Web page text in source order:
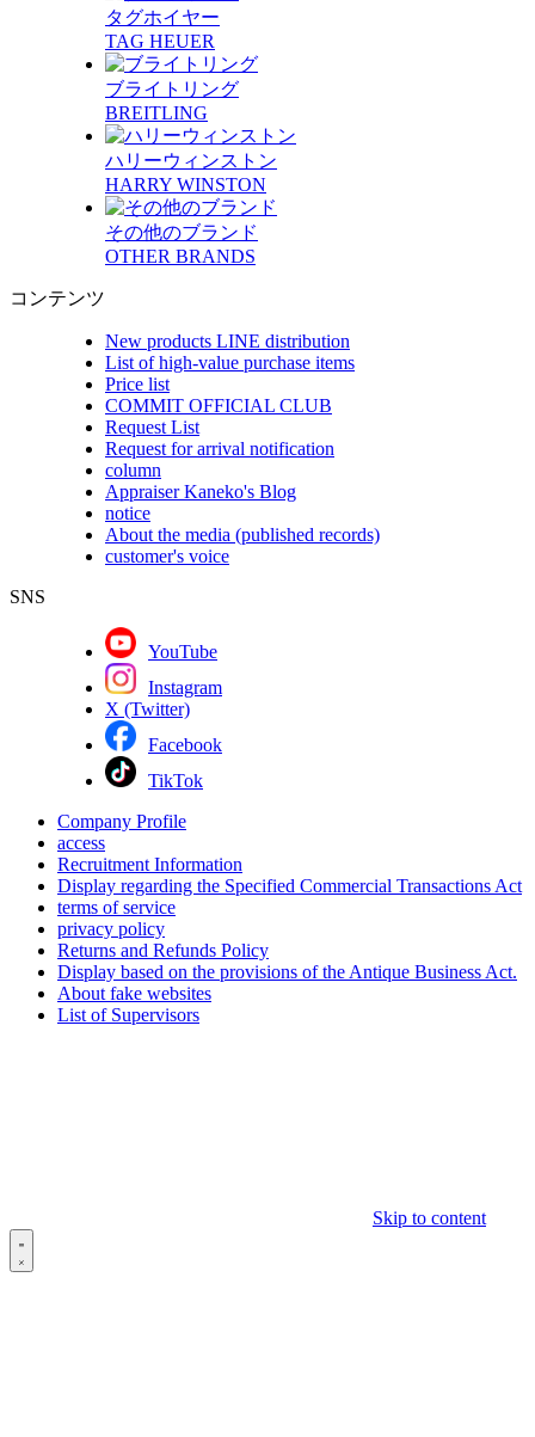
タグホイヤー
TAG HEUER
ブライトリング
BREITLING
ハリーウィンストン
HARRY WINSTON
その他のブランド
OTHER BRANDS
コンテンツ
New products LINE distribution
List of high-value purchase items
Price list
COMMIT OFFICIAL CLUB
Request List
Request for arrival notification
column
Appraiser Kaneko's Blog
notice
About the media (published records)
customer's voice
SNS
YouTube
Instagram
X (Twitter)
Facebook
TikTok
Company Profile
access
Recruitment Information
Display regarding the Specified Commercial Transactions Act
terms of service
privacy policy
Returns and Refunds Policy
Display based on the provisions of the Antique Business Act.
About fake websites
List of Supervisors
Skip to content